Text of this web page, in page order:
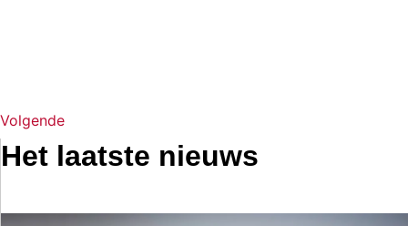
Volgende
Het laatste nieuws